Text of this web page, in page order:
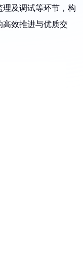
及调试等环节，构
效推进与优质交